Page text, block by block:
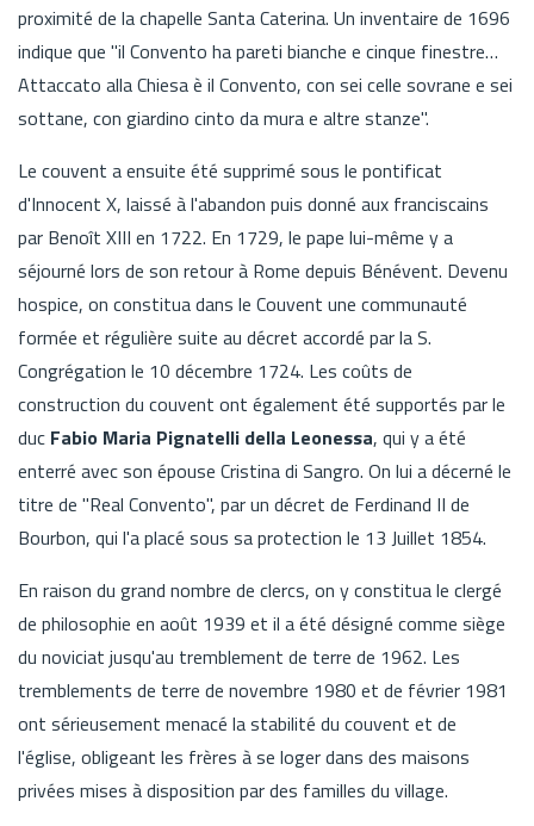
proximité de la chapelle Santa Caterina. Un inventaire de 1696
indique que "il Convento ha pareti bianche e cinque finestre…
Attaccato alla Chiesa è il Convento, con sei celle sovrane e sei
sottane, con giardino cinto da mura e altre stanze".
Le couvent a ensuite été supprimé sous le pontificat
d'Innocent X, laissé à l'abandon puis donné aux franciscains
par Benoît XIII en 1722. En 1729, le pape lui-même y a
séjourné lors de son retour à Rome depuis Bénévent. Devenu
hospice, on constitua dans le Couvent une communauté
formée et régulière suite au décret accordé par la S.
Congrégation le 10 décembre 1724. Les coûts de
construction du couvent ont également été supportés par le
duc Fabio Maria Pignatelli della Leonessa, qui y a été
enterré avec son épouse Cristina di Sangro. On lui a décerné le
titre de "Real Convento", par un décret de Ferdinand II de
Bourbon, qui l'a placé sous sa protection le 13 Juillet 1854.
En raison du grand nombre de clercs, on y constitua le clergé
de philosophie en août 1939 et il a été désigné comme siège
du noviciat jusqu'au tremblement de terre de 1962. Les
tremblements de terre de novembre 1980 et de février 1981
ont sérieusement menacé la stabilité du couvent et de
l'église, obligeant les frères à se loger dans des maisons
privées mises à disposition par des familles du village.